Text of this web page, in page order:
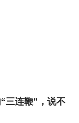
三连鞭”，说不